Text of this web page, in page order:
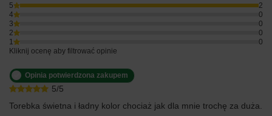
5
2
4
0
3
0
2
0
1
0
Kliknij ocenę aby filtrować opinie
5/5
Opinia potwierdzona zakupem
Torebka świetna i ładny kolor chociaż jak dla mnie trochę za duża.